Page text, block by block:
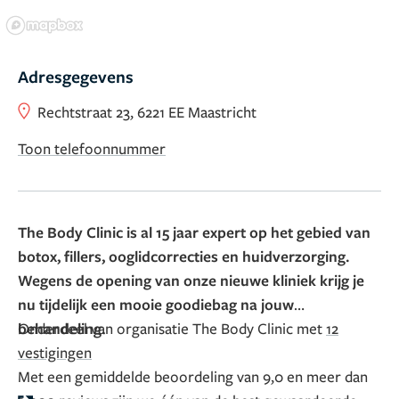
Adresgegevens
Rechtstraat 23, 6221 EE Maastricht
Toon telefoonnummer
The Body Clinic is al 15 jaar expert op het gebied van
botox, fillers, ooglidcorrecties en huidverzorging.
Wegens de opening van onze nieuwe kliniek krijg je
nu tijdelijk een mooie goodiebag na jouw
behandeling.
Met een gemiddelde beoordeling van 9,0 en meer dan
Onderdeel van organisatie The Body Clinic met12
vestigingen